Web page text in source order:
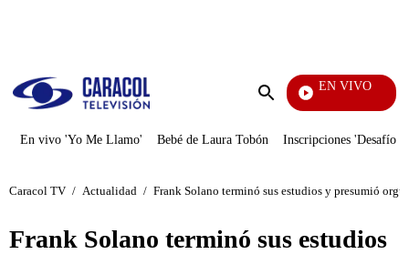
Enviar
EN VIVO
En vivo 'Yo Me Llamo' Bebé de Laura Tobón Inscripciones 'Desafío'
Caracol TV / Actualidad / Frank Solano terminó sus estudios y presumió
Frank Solano terminó sus estudios